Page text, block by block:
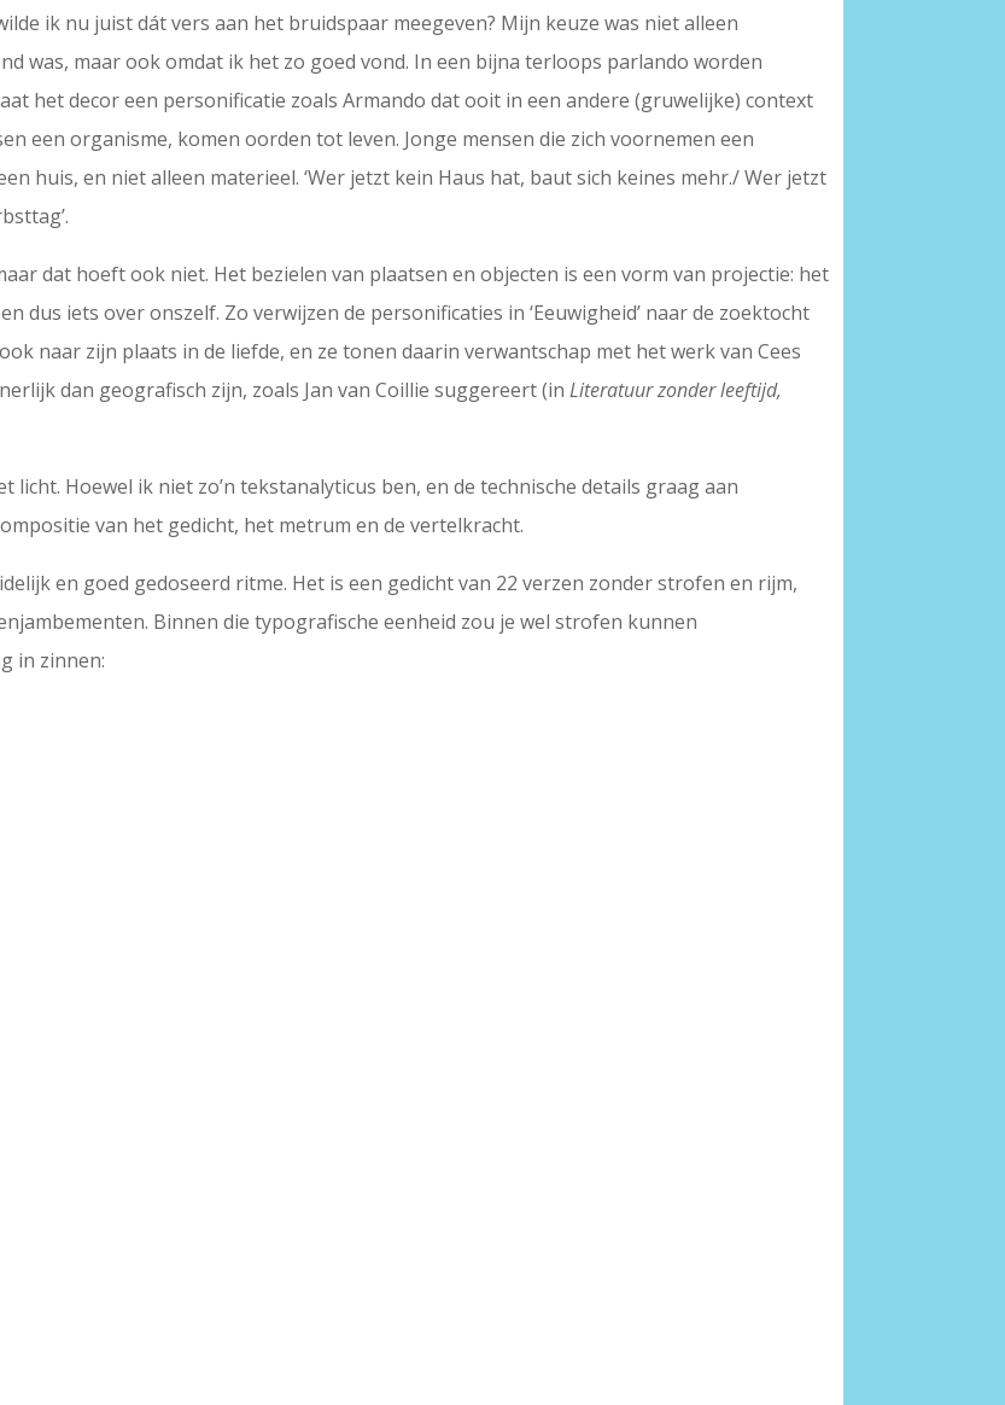
ik nu juist dát vers aan het bruidspaar meegeven? Mijn keuze was niet alleen
was, maar ook omdat ik het zo goed vond. In een bijna terloops parlando worden
het decor een personificatie zoals Armando dat ooit in een andere (gruwelijke) context
een organisme, komen oorden tot leven. Jonge mensen die zich voornemen een
huis, en niet alleen materieel. ‘Wer jetzt kein Haus hat, baut sich keines mehr./ Wer jetzt
dat hoeft ook niet. Het bezielen van plaatsen en objecten is een vorm van projectie: het
dus iets over onszelf. Zo verwijzen de personificaties in ‘Eeuwigheid’ naar de zoektocht
naar zijn plaats in de liefde, en ze tonen daarin verwantschap met het werk van Cees
dan geografisch zijn, zoals Jan van Coillie suggereert (inLiteratuur zonder leeftijd,
licht. Hoewel ik niet zo’n tekstanalyticus ben, en de technische details graag aan
van het gedicht, het metrum en de vertelkracht.
en goed gedoseerd ritme. Het is een gedicht van 22 verzen zonder strofen en rijm,
Binnen die typografische eenheid zou je wel strofen kunnen
in zinnen: